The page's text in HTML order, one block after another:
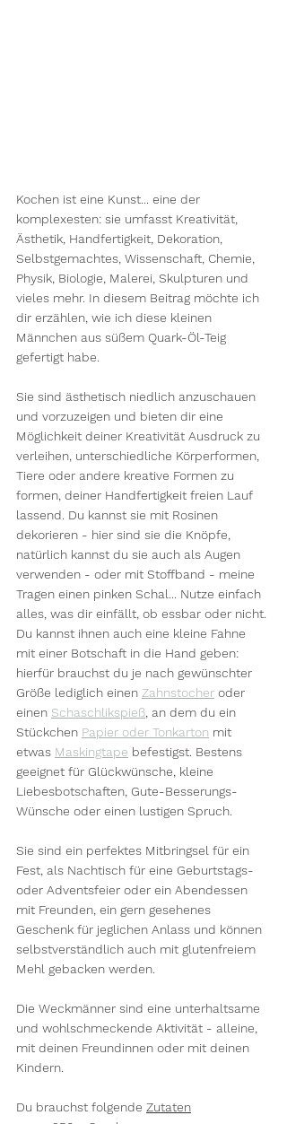
Kochen ist eine Kunst... eine der
komplexesten: sie umfasst Kreativität,
Ästhetik, Handfertigkeit, Dekoration,
Selbstgemachtes, Wissenschaft, Chemie,
Physik, Biologie, Malerei, Skulpturen und
vieles mehr. In diesem Beitrag möchte ich
dir erzählen, wie ich diese kleinen
Männchen aus süßem Quark-Öl-Teig
gefertigt habe.
Sie sind ästhetisch niedlich anzuschauen
und vorzuzeigen und bieten dir eine
Möglichkeit deiner Kreativität Ausdruck zu
verleihen, unterschiedliche Körperformen,
Tiere oder andere kreative Formen zu
formen, deiner Handfertigkeit freien Lauf
lassend. Du kannst sie mit Rosinen
dekorieren - hier sind sie die Knöpfe,
natürlich kannst du sie auch als Augen
verwenden - oder mit Stoffband - meine
Tragen einen pinken Schal... Nutze einfach
alles, was dir einfällt, ob essbar oder nicht.
Du kannst ihnen auch eine kleine Fahne
mit einer Botschaft in die Hand geben:
hierfür brauchst du je nach gewünschter
Größe lediglich einen Zahnstocher oder
einen Schaschlikspieß, an dem du ein
Stückchen Papier oder Tonkarton mit
etwas Maskingtape befestigst. Bestens
geeignet für Glückwünsche, kleine
Liebesbotschaften, Gute-Besserungs-
Wünsche oder einen lustigen Spruch.
Sie sind ein perfektes Mitbringsel für ein
Fest, als Nachtisch für eine Geburtstags-
oder Adventsfeier oder ein Abendessen
mit Freunden, ein gern gesehenes
Geschenk für jeglichen Anlass und können
selbstverständlich auch mit glutenfreiem
Mehl gebacken werden.
Die Weckmänner sind eine unterhaltsame
und wohlschmeckende Aktivität - alleine,
mit deinen Freundinnen oder mit deinen
Kindern.
Du brauchst folgende Zutaten